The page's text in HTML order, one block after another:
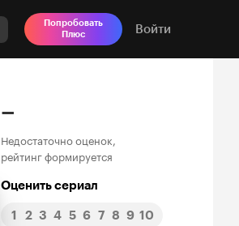
Попробовать
Плюс
Войти
–
Недостаточно оценок,
рейтинг формируется
Оценить сериал
1 2 3 4 5 6 7 8 9 10